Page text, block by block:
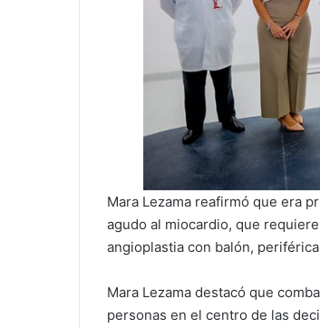
Mara Lezama reafirmó que era
agudo al miocardio, que
angioplastia con balón,
Mara Lezama destacó que
personas en el centro de las